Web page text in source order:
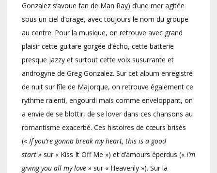
Gonzalez s’avoue fan de Man Ray) d’une mer agitée
sous un ciel d’orage, avec toujours le nom du groupe
au centre. Pour la musique, on retrouve avec grand
plaisir cette guitare gorgée d’écho, cette batterie
presque jazzy et surtout cette voix susurrante et
androgyne de Greg Gonzalez. Sur cet album enregistré
de nuit sur l’île de Majorque, on retrouve également ce
rythme ralenti, engourdi mais comme enveloppant, on
a envie de se blottir, de se lover dans ces chansons au
romantisme exacerbé. Ces histoires de cœurs brisés
(« If you’re gonna break my heart, this is a good
start » sur « Kiss It Off Me ») et d’amours éperdus (« I’m
giving you all my love » sur « Heavenly »). Sur la